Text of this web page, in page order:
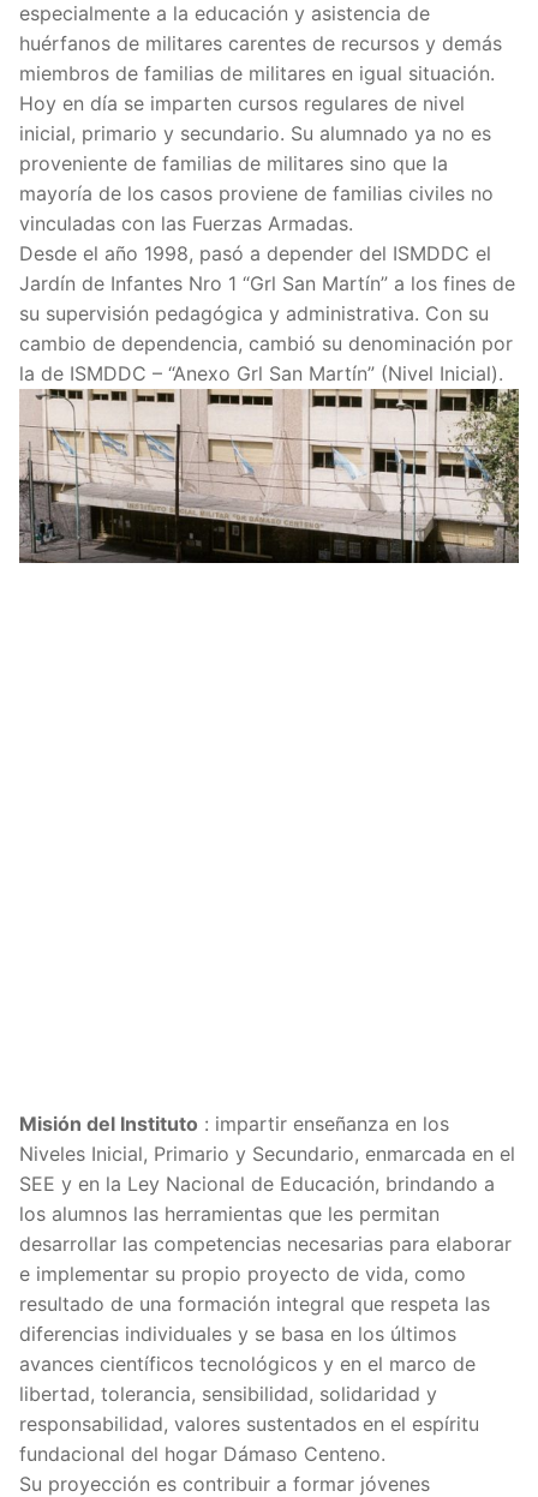
especialmente a la educación y asistencia de
huérfanos de militares carentes de recursos y demás
miembros de familias de militares en igual situación.
Hoy en día se imparten cursos regulares de nivel
inicial, primario y secundario. Su alumnado ya no es
proveniente de familias de militares sino que la
mayoría de los casos proviene de familias civiles no
vinculadas con las Fuerzas Armadas.
Desde el año 1998, pasó a depender del ISMDDC el
Jardín de Infantes Nro 1 “Grl San Martín” a los fines de
su supervisión pedagógica y administrativa. Con su
cambio de dependencia, cambió su denominación por
la de ISMDDC – “Anexo Grl San Martín” (Nivel Inicial).
Misión del Instituto : impartir enseñanza en los
Niveles Inicial, Primario y Secundario, enmarcada en el
SEE y en la Ley Nacional de Educación, brindando a
los alumnos las herramientas que les permitan
desarrollar las competencias necesarias para elaborar
e implementar su propio proyecto de vida, como
resultado de una formación integral que respeta las
diferencias individuales y se basa en los últimos
avances científicos tecnológicos y en el marco de
libertad, tolerancia, sensibilidad, solidaridad y
responsabilidad, valores sustentados en el espíritu
fundacional del hogar Dámaso Centeno.
Su proyección es contribuir a formar jóvenes